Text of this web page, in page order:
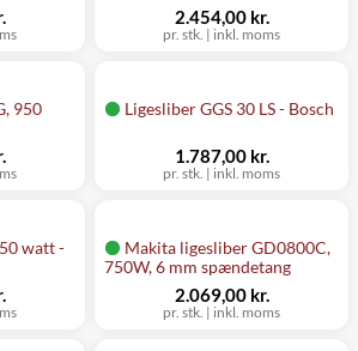
pr. stk. | inkl. moms
2.454,00 kr.
950
Ligesliber GGS 30 LS - Bosch
pr. stk. | inkl. moms
1.787,00 kr.
watt -
Makita ligesliber GD0800C,
750W, 6 mm spændetang
pr. stk. | inkl. moms
2.069,00 kr.